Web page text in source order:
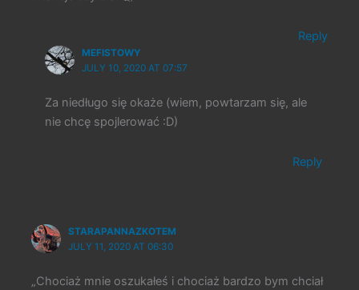
Reply
MEFISTOWY
JULY 10, 2020 AT 07:57
Za niedługo się okaże (wiem, powtarzam się, ale
nie chcę spojlerować :D)
Reply
STARAPANNAZKOTEM
JULY 11, 2020 AT 06:30
„Chociaż mnie oszukałeś i chociaż bardzo bym chciał